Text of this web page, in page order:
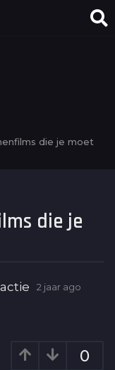
die je moet
die je
2 jaar ago
a
0